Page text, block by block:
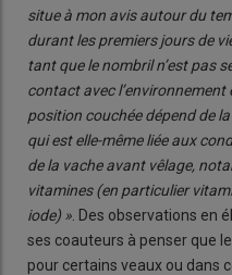
situe à mon avis autour du
durant les premiers jours de
tant que le nombril n’est pas
contact avec l’environnement
position couchée dépend de
qui est elle-même liée aux
de la vache avant vêlage,
vitamines (en particulier
iode) » . Des observations en
ses coauteurs à penser que
pour certains veaux ou dans